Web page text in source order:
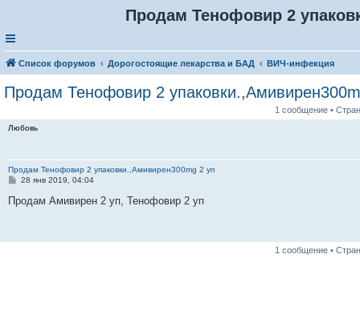
Продам Тенофовир 2
Список форумов Дорогостоящие лекарства и БАД ВИЧ-инфекция
Продам Тенофовир 2
1 сообщение •
Любовь
Продам Тенофовир 2 упаковки.,Амивирен300mg 2 уп
С
о
28 янв 2019, 04:04
Продам Амивирен 2 уп, Тенофовир 2 уп
1 сообщение •